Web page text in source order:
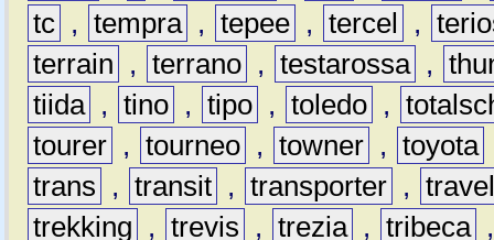
tc , tempra , tepee , tercel ,
terrain
, terrano , testarossa ,
tiida , tino , tipo , toledo ,
tourer , tourneo , towner , toyota
trans
, transit , transporter ,
trekking
, trevis , trezia , tribeca